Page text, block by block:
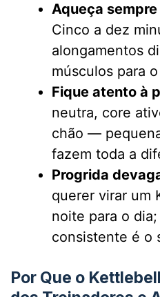
Aqueça
Cinco a dez
alongamentos
músculos para
Fique atento à
neutra, core
chão —
fazem toda a
Progrida
querer virar um
noite para o
consistente é o
Por Que o